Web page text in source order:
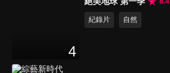
4
紀錄片 自然